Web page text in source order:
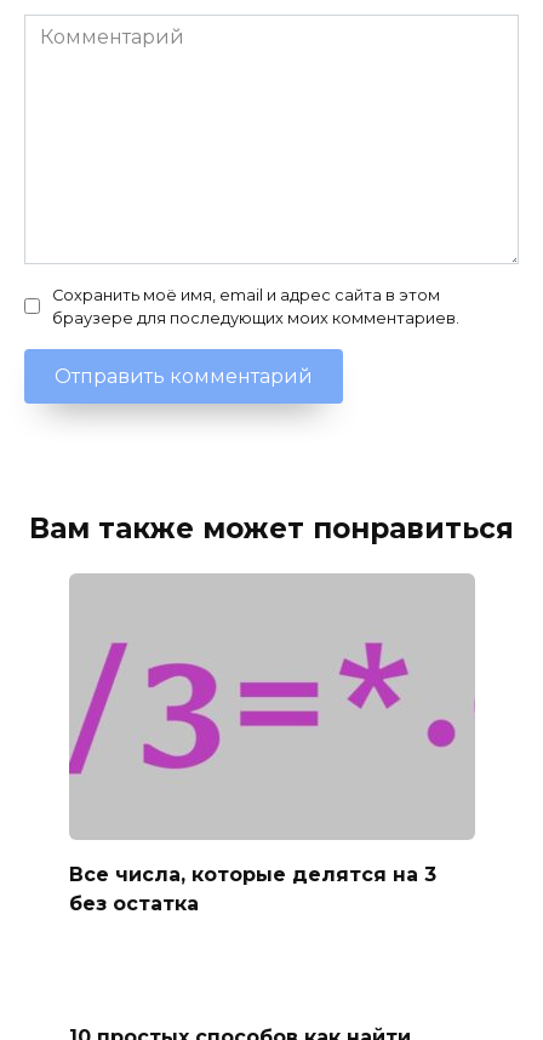
Комментарий
Сохранить моё имя, email и адрес сайта в этом
браузере для последующих моих комментариев.
Вам также может понравиться
Все числа, которые делятся на 3
без остатка